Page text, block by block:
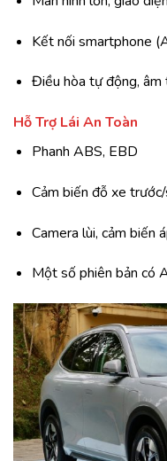
Kết nối smartphone
Điều hòa tự động, âm
Hỗ Trợ Lái An Toàn
Phanh ABS, EBD
Cảm biến đỗ xe
Camera lùi, cảm biến
Một số phiên bản có